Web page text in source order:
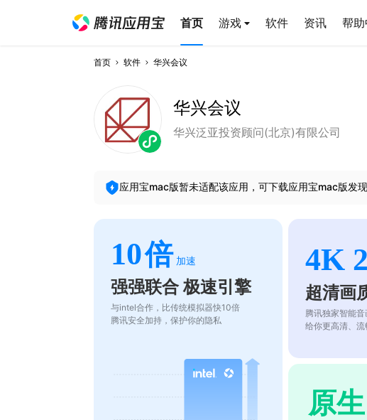
首页 游戏 软件 资讯 帮
首页 软件 华兴会议
华兴会议
华兴泛亚投资顾问(北京)有限公司
应用宝mac版暂未适配该应用，可下载应用宝mac版发
10倍 加速
强强联合 极速引擎
与intel合作，比传统模拟器快10倍
腾讯安全加持，保护你的隐私
4K
超清画
腾讯独家智能
给你更高清、
原生